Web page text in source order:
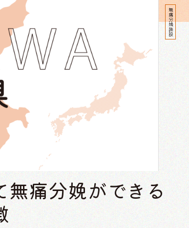
無痛分娩施設
無痛分娩ができる